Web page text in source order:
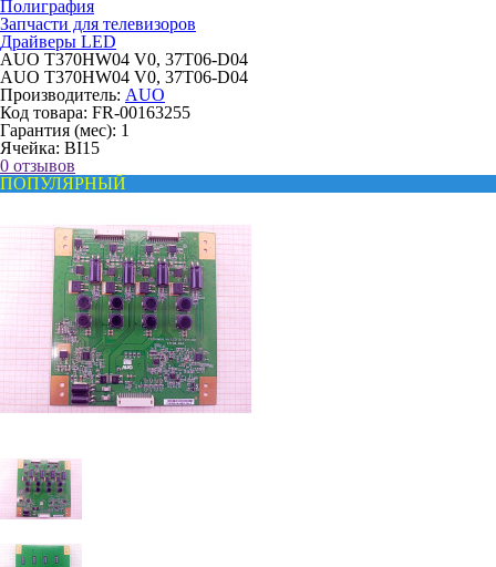
Полиграфия
Запчасти для телевизоров
Драйверы LED
AUO T370HW04 V0, 37T06-D04
AUO T370HW04 V0, 37T06-D04
Производитель: AUO
Код товара: FR-00163255
Гарантия (мес): 1
Ячейка: BI15
0 отзывов
ПОПУЛЯРНЫЙ